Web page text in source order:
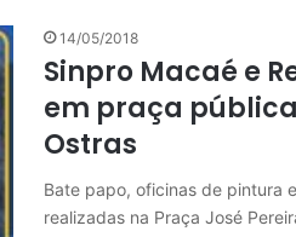
14/05/2018
Sinpro Macaé e
em praça
Ostras
Bate papo, oficinas de pintura
realizadas na Praça José